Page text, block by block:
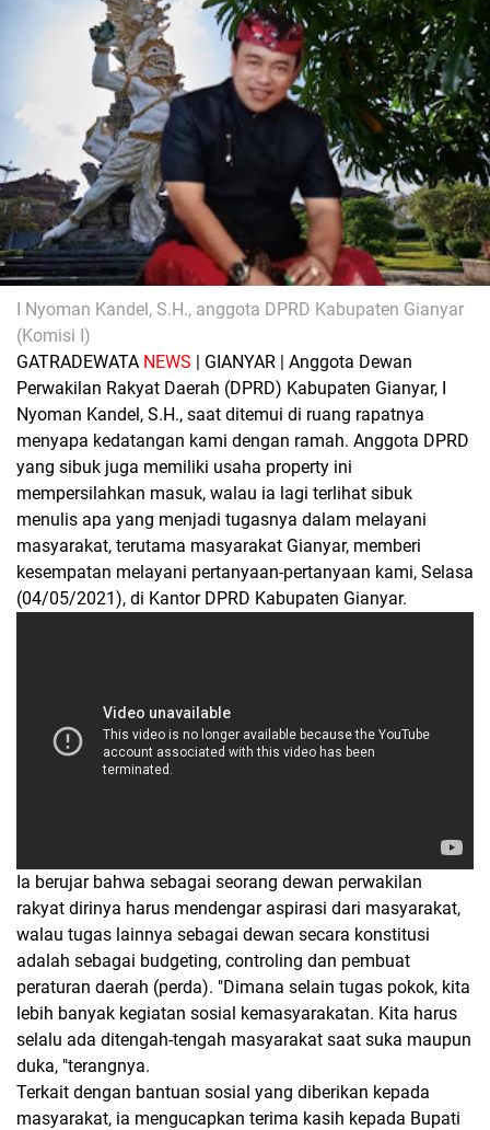
I Nyoman Kandel, S.H., anggota DPRD Kabupaten Gianyar
(Komisi I)
GATRADEWATA NEWS | GIANYAR | Anggota Dewan
Perwakilan Rakyat Daerah (DPRD) Kabupaten Gianyar, I
Nyoman Kandel, S.H., saat ditemui di ruang rapatnya
menyapa kedatangan kami dengan ramah. Anggota DPRD
yang sibuk juga memiliki usaha property ini
mempersilahkan masuk, walau ia lagi terlihat sibuk
menulis apa yang menjadi tugasnya dalam melayani
masyarakat, terutama masyarakat Gianyar, memberi
kesempatan melayani pertanyaan-pertanyaan kami, Selasa
(04/05/2021), di Kantor DPRD Kabupaten Gianyar.
Ia berujar bahwa sebagai seorang dewan perwakilan
rakyat dirinya harus mendengar aspirasi dari masyarakat,
walau tugas lainnya sebagai dewan secara konstitusi
adalah sebagai budgeting, controling dan pembuat
peraturan daerah (perda). "Dimana selain tugas pokok, kita
lebih banyak kegiatan sosial kemasyarakatan. Kita harus
selalu ada ditengah-tengah masyarakat saat suka maupun
duka, "terangnya.
Terkait dengan bantuan sosial yang diberikan kepada
masyarakat, ia mengucapkan terima kasih kepada Bupati